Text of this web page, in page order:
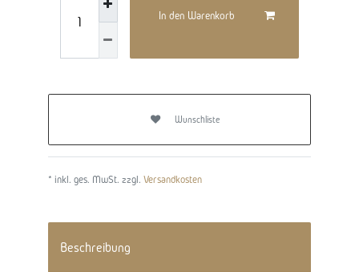
In den Warenkorb
Wunschliste
* inkl. ges. MwSt. zzgl. Versandkosten
Beschreibung